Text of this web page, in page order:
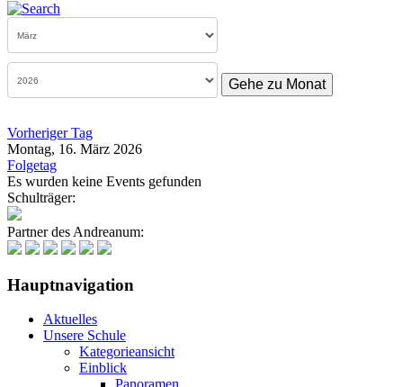
Gehe zu Monat
Vorheriger Tag
Montag, 16. März 2026
Folgetag
Es wurden keine Events gefunden
Schulträger:
Partner des Andreanum:
Hauptnavigation
Aktuelles
Unsere Schule
Kategorieansicht
Einblick